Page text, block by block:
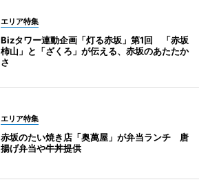
エリア特集
Bizタワー連動企画「灯る赤坂」第1回 「赤坂
柿山」と「ざくろ」が伝える、赤坂のあたたか
さ
エリア特集
赤坂のたい焼き店「奥萬屋」が弁当ランチ 唐
揚げ弁当や牛丼提供